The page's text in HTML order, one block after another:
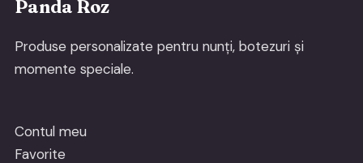
Panda Roz
Produse personalizate pentru nunți, botezuri și
momente speciale.
Contul meu
Favorite